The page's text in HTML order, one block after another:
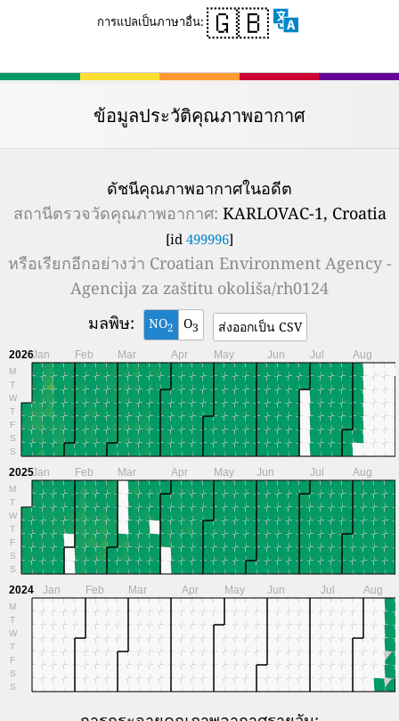
การแปลเป็นภาษาอื่น: 🇬🇧
ข้อมูลประวัติคุณภาพอากาศ
ดัชนีคุณภาพอากาศในอดีต
สถานีตรวจวัดคุณภาพอากาศ: KARLOVAC-1, Croatia
[id 499996]
หรือเรียกอีกอย่างว่า Croatian Environment Agency -
Agencija za zaštitu okoliša/rh0124
มลพิษ:
NO2 O3 ส่งออกเป็น CSV
2026
M
T
W
T
F
S
S
Jan Feb Mar Apr May Jun Jul Aug
2025
M
T
W
T
F
S
S
Jan Feb Mar Apr May Jun Jul Aug
2024
M
T
W
T
F
S
S
Jan Feb Mar Apr May Jun Jul Aug